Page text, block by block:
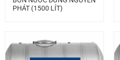
PHÁT (1500 LÍT)